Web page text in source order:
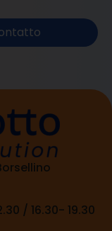
/ 16.30- 19.30